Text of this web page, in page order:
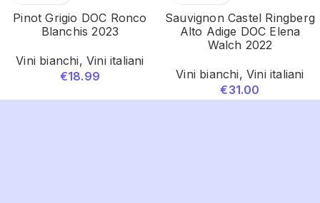
Pinot Grigio DOC Ronco
Blanchis 2023
Vini bianchi,Vini italiani
€18.99
Sauvignon Castel Ringberg
Alto Adige DOC Elena
Walch 2022
Vini bianchi,Vini italiani
€31.00